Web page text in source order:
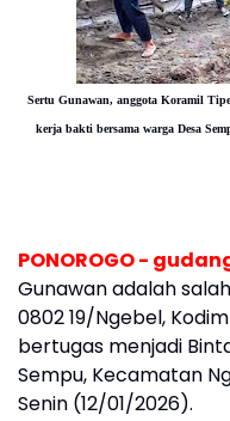
Sertu Gunawan, anggota Koramil
kerja bakti bersama warga Desa
PONOROGO -
Gunawan adalah
0802 19/Ngebel,
bertugas menjadi
Sempu, Kecamatan
Senin (12/01/2026).